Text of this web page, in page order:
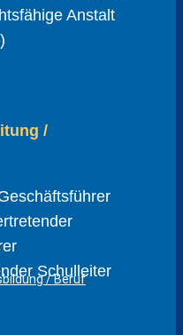
/ Beruf
Anstalt
/
Schulleiter